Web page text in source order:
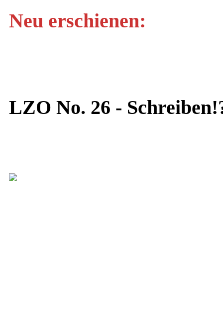
Neu erschienen:
LZO No. 26 -